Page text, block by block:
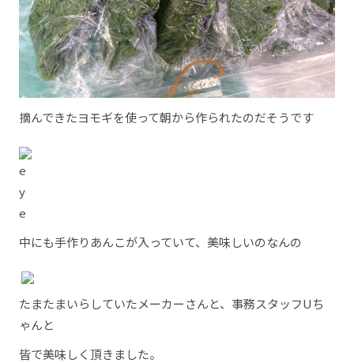
摘んできたヨモギを使って朝から作られたのだそうです
中にも手作りあんこが入っていて、美味しいのなんの
たまたまいらしていたメーカーさんと、事務スタッフUち
ゃんと
皆で美味しく頂きました。